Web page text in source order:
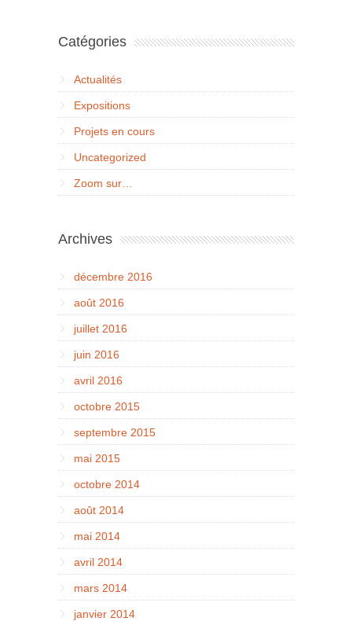
Catégories
Actualités
Expositions
Projets en cours
Uncategorized
Zoom sur…
Archives
décembre 2016
août 2016
juillet 2016
juin 2016
avril 2016
octobre 2015
septembre 2015
mai 2015
octobre 2014
août 2014
mai 2014
avril 2014
mars 2014
janvier 2014